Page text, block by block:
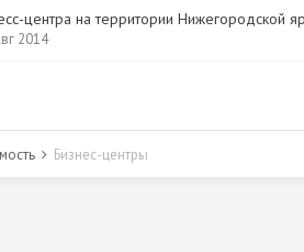
центра на территории Нижегородской
2014
Бизнес-центры